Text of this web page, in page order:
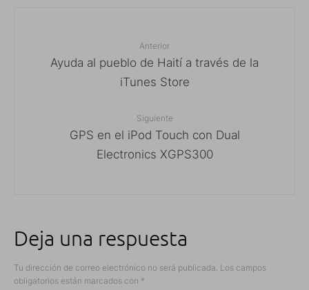
Anterior
Ayuda al pueblo de Haití a través de la
iTunes Store
Siguiente
GPS en el iPod Touch con Dual
Electronics XGPS300
Deja una respuesta
Tu dirección de correo electrónico no será publicada. Los campos
obligatorios están marcados con *